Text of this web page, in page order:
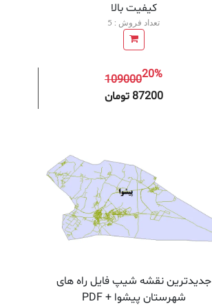
کیفیت بالا
تعداد فروش : 5
10900020%
87200 تومان
جدیدترین نقشه شیپ فایل راه های
شهرستان پیشوا + PDF